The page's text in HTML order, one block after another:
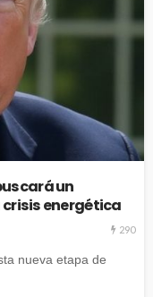
un
crisis energética
290
nueva etapa de